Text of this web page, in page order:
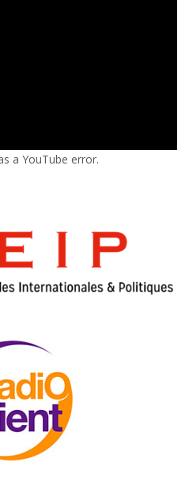
a YouTube error.